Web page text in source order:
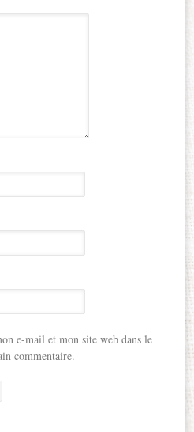
e-mail et mon site web dans le
commentaire.